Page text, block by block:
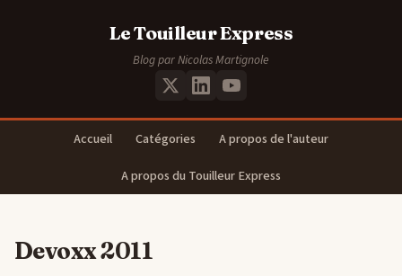
Le Touilleur Express
Blog par Nicolas Martignole
Accueil Catégories
A propos de l'auteur
A propos du Touilleur Express
Devoxx 2011